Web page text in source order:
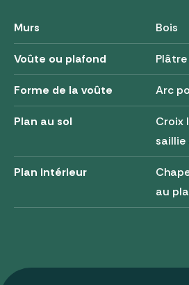
Murs Bois
Voûte ou plafond Plâtre
Forme de la voûte Arc
Plan au sol
Croix
saillie
Plan intérieur
au